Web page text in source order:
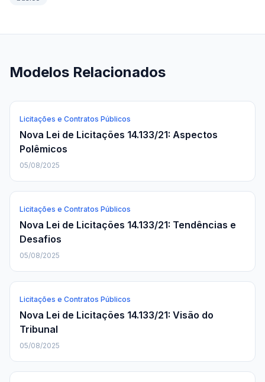
Modelos Relacionados
Licitações e Contratos Públicos
Nova Lei de Licitações 14.133/21: Aspectos
Polêmicos
05/08/2025
Licitações e Contratos Públicos
Nova Lei de Licitações 14.133/21: Tendências e
Desafios
05/08/2025
Licitações e Contratos Públicos
Nova Lei de Licitações 14.133/21: Visão do
Tribunal
05/08/2025